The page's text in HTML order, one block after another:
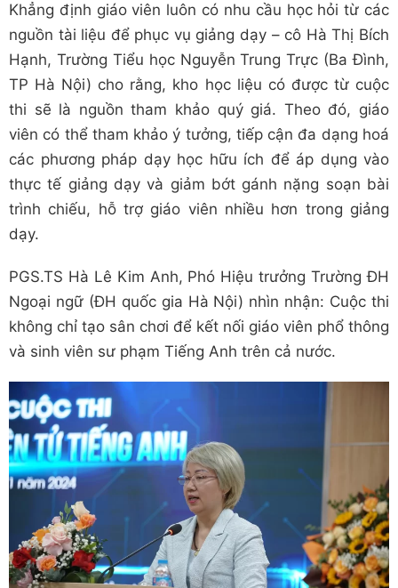
Khẳng định giáo viên luôn có nhu cầu học hỏi từ các
nguồn tài liệu để phục vụ giảng dạy – cô Hà Thị Bích
Hạnh, Trường Tiểu học Nguyễn Trung Trực (Ba Đình,
TP Hà Nội) cho rằng, kho học liệu có được từ cuộc
thi sẽ là nguồn tham khảo quý giá. Theo đó, giáo
viên có thể tham khảo ý tưởng, tiếp cận đa dạng hoá
các phương pháp dạy học hữu ích để áp dụng vào
thực tế giảng dạy và giảm bớt gánh nặng soạn bài
trình chiếu, hỗ trợ giáo viên nhiều hơn trong giảng
dạy.
PGS.TS Hà Lê Kim Anh, Phó Hiệu trưởng Trường ĐH
Ngoại ngữ (ĐH quốc gia Hà Nội) nhìn nhận: Cuộc thi
không chỉ tạo sân chơi để kết nối giáo viên phổ thông
và sinh viên sư phạm Tiếng Anh trên cả nước.